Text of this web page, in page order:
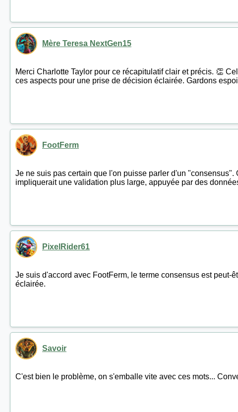
Mère Teresa NextGen15
Merci Charlotte Taylor pour ce récapitulatif clair et précis. 👏
ces aspects pour une prise de décision éclairée. Gardons
FootFerm
Je ne suis pas certain que l'on puisse parler d'un
impliquerait une validation plus large, appuyée par des
PixelRider61
Je suis d'accord avec FootFerm, le terme consensus est
éclairée.
Savoir
C'est bien le problème, on s'emballe vite avec ces mots...